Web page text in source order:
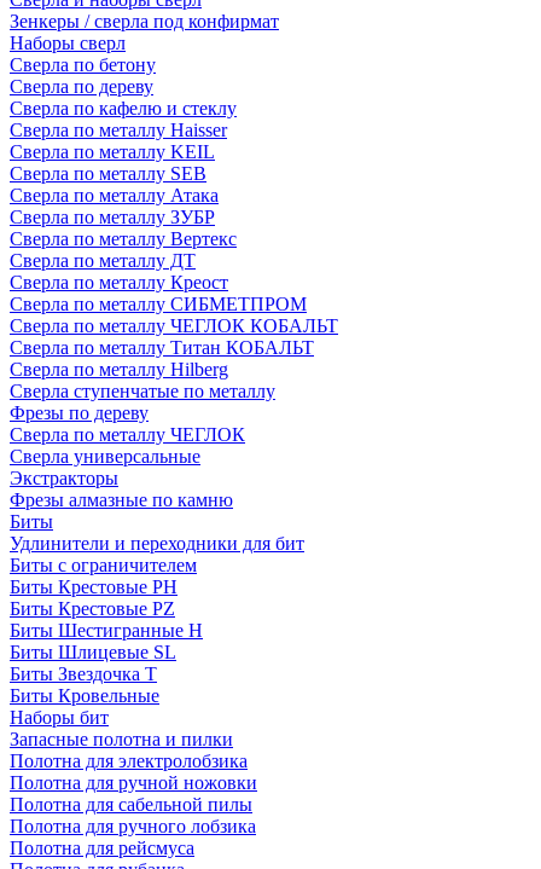
Зенкеры / сверла под конфирмат
Наборы сверл
Сверла по бетону
Сверла по дереву
Сверла по кафелю и стеклу
Сверла по металлу Haisser
Сверла по металлу KEIL
Сверла по металлу SEB
Сверла по металлу Атака
Сверла по металлу ЗУБР
Сверла по металлу Вертекс
Сверла по металлу ДТ
Сверла по металлу Креост
Сверла по металлу СИБМЕТПРОМ
Сверла по металлу ЧЕГЛОК КОБАЛЬТ
Сверла по металлу Титан КОБАЛЬТ
Сверла по металлу Hilberg
Сверла ступенчатые по металлу
Фрезы по дереву
Сверла по металлу ЧЕГЛОК
Сверла универсальные
Экстракторы
Фрезы алмазные по камню
Биты
Удлинители и переходники для бит
Биты с ограничителем
Биты Крестовые PH
Биты Крестовые PZ
Биты Шестигранные H
Биты Шлицевые SL
Биты Звездочка T
Биты Кровельные
Наборы бит
Запасные полотна и пилки
Полотна для электролобзика
Полотна для ручной ножовки
Полотна для сабельной пилы
Полотна для ручного лобзика
Полотна для рейсмуса